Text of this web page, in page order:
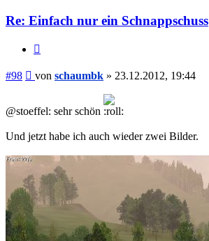
Re: Einfach nur ein Schnappschuss
#98 Beitrag
von schaumbk » 23.12.2012, 19:44
@stoeffel: sehr schön
Und jetzt habe ich auch wieder zwei Bilder.